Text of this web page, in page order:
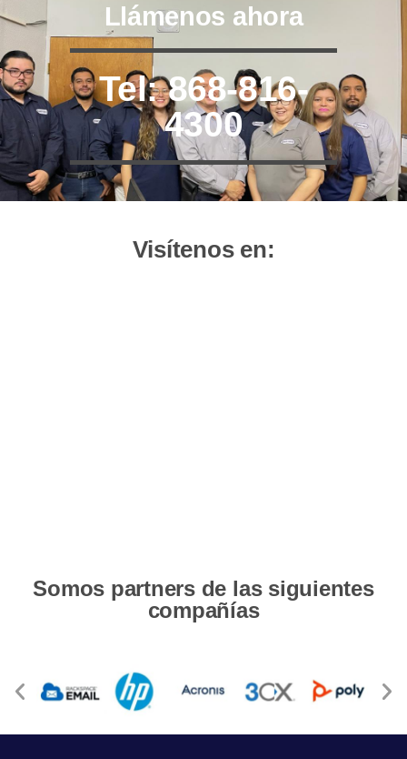
Llámenos ahora
Tel: 868-816-
4300
Visítenos en:
Somos partners de las siguientes
compañías